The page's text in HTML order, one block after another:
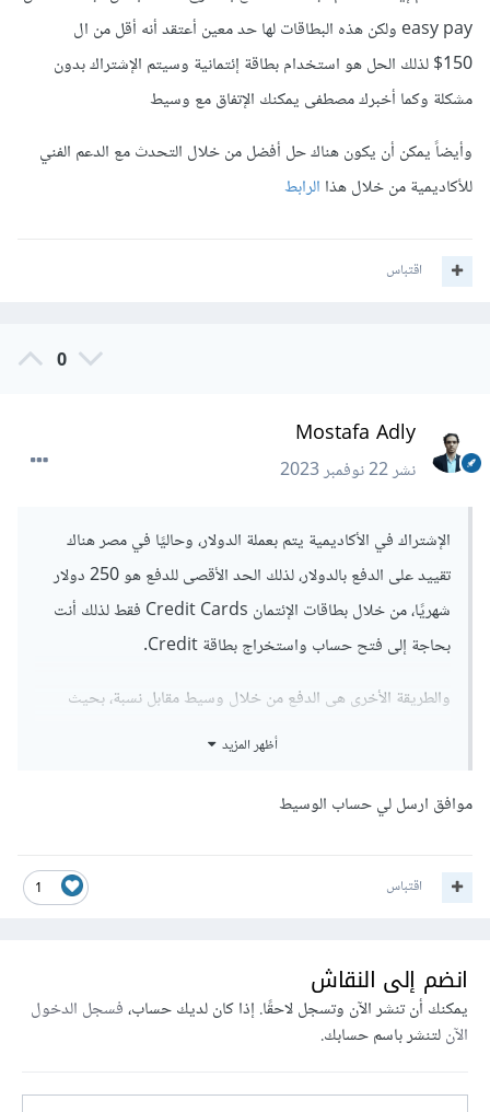
easy pay ولكن هذه البطاقات لها حد معين أعتقد أنه أقل من ال
150$ لذلك الحل هو استخدام بطاقة إئتمانية وسيتم الإشتراك بدون
مشكلة وكما أخبرك مصطفى يمكنك الإتفاق مع وسيط
وأيضاً يمكن أن يكون هناك حل أفضل من خلال التحدث مع الدعم الفني
للأكاديمية من خلال هذا الرابط
اقتباس
0
Mostafa Adly
نشر22 نوفمبر 2023
الإشتراك في الأكاديمية يتم بعملة الدولار، وحاليًا في مصر هناك
تقييد على الدفع بالدولار، لذلك الحد الأقصى للدفع هو 250 دولار
شهريًا، من خلال بطاقات الإئتمان Credit Cards فقط لذلك أنت
بحاجة إلى فتح حساب واستخراج بطاقة Credit.
والطريقة الأخرى هى الدفع من خلال وسيط مقابل نسبة، بحيث
ترسل له المبلغ عن طريق فودافون كاش أو انستاباي وسيقوم هو
التعامل معه لكي لا تتعرض للنصب.
أظهر المزيد
موافق ارسل لي حساب الوسيط
1 اقتباس
انضم إلى النقاش
يمكنك أن تنشر الآن وتسجل لاحقًا. إذا كان لديك حساب،فسجل الدخول
الآنلتنشر باسم حسابك.